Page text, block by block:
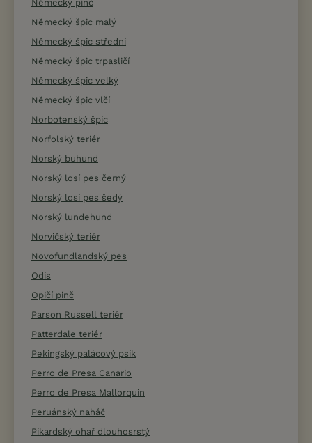
Německý pinč
Německý špic malý
Německý špic střední
Německý špic trpasličí
Německý špic velký
Německý špic vlčí
Norbotenský špic
Norfolský teriér
Norský buhund
Norský losí pes černý
Norský losí pes šedý
Norský lundehund
Norvičský teriér
Novofundlandský pes
Odis
Opičí pinč
Parson Russell teriér
Patterdale teriér
Pekingský palácový psík
Perro de Presa Canario
Perro de Presa Mallorquin
Peruánský naháč
Pikardský ohař dlouhosrstý